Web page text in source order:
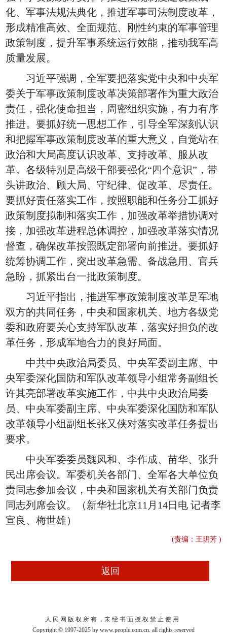
化、军事法规法典化，推进军事司法制度改革，
形成精准高效、全面规范、刚性约束的军事管理
政策制度，提升军事系统运行效能，推动我军高
质量发展。
习近平强调，全军要把落实党中央和中央军
委关于军事政策制度改革决策部署作为重大政治
责任，强化使命担当，周密组织实施，有力有序
推进。要抓好统一思想工作，引导全军深刻认识
和把握军事政策制度改革的重大意义，自觉站在
政治和大局高度认识改革、支持改革、服从改
革。各级特别是高级干部要强化“四个意识”，带
头讲政治、顾大局、守纪律、促改革、尽责任。
要抓好责任落实工作，按照职能和任务分工抓好
政策制度拟制和落实工作，加强改革举措协调对
接，加强改革进程总体调控，加强改革落实情况
督查，确保改革按照既定部署向前推进。要抓好
统筹协调工作，突出改革急需、备战急用、官兵
急盼，抓紧出台一批政策制度。
习近平指出，推进军事政策制度改革是军地
双方的共同任务，中央和国家机关、地方各级党
委和政府要关心支持军队改革，落实好担负的改
革任务，形成军地合力的良好局面。
中共中央政治局委员、中央军委副主席、中
央军委深化国防和军队改革领导小组常务副组长
许其亮部署改革实施工作，中共中央政治局委
员、中央军委副主席、中央军委深化国防和军队
改革领导小组副组长张又侠对落实改革任务提出
要求。
中央军委委员魏凤和、李作成、苗华、张升
民出席会议。军委机关各部门、全军各大单位负
责同志参加会议，中央和国家机关有关部门负责
同志列席会议。（新华社北京11月14日电 记者李
宣良、梅世雄）
(责编：王玥芳 )
人 民 网 版 权 所 有 ，未 经 书 面 授 权 禁 止 使 用
Copyright © 1997-2025 by www.people.com.cn. all rights reserved